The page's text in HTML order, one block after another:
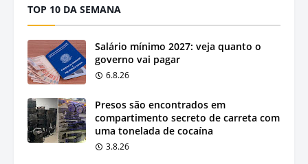
TOP 10 DA SEMANA
Salário mínimo 2027: veja quanto o
governo vai pagar
6.8.26
Presos são encontrados em
compartimento secreto de carreta com
uma tonelada de cocaína
3.8.26